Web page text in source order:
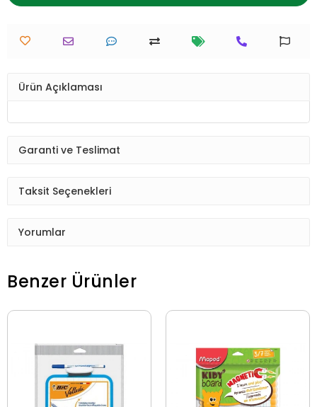
Ürün Açıklaması
Garanti ve Teslimat
Taksit Seçenekleri
Yorumlar
Benzer Ürünler